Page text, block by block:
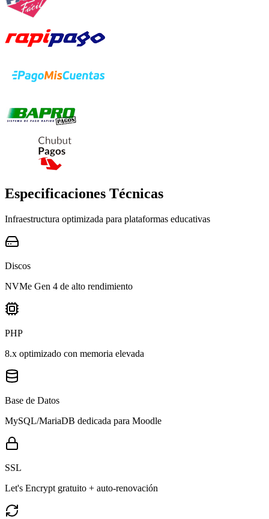
Especificaciones Técnicas
Infraestructura optimizada para plataformas educativas
Discos
NVMe Gen 4 de alto rendimiento
PHP
8.x optimizado con memoria elevada
Base de Datos
MySQL/MariaDB dedicada para Moodle
SSL
Let's Encrypt gratuito + auto-renovación